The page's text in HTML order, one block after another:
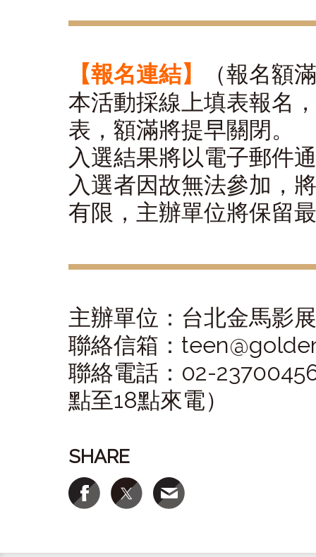
【報名連結】
（報名額
本活動採線上填表報名
表，額滿將提早關閉。
入選結果將以電子郵件
入選者因故無法參加，
有限，主辦單位將保留
主辦單位：台北金馬影
聯絡信箱：
聯絡電話：02-
點至18點來電）
SHARE